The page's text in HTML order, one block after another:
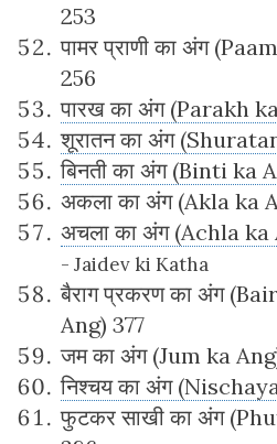
253
पामर प्राणी का अंग
256
पारख का अंग (Parakh
शूरातन का अंग
बिनती का अंग (Binti ka
अकला का अंग (Akla ka
अचला का अंग (Achla ka
- Jaidev ki Katha
बैराग प्रकरण का अंग
Ang) 377
जम का अंग (Jum ka
निश्चय का अंग
फुटकर साखी का अंग